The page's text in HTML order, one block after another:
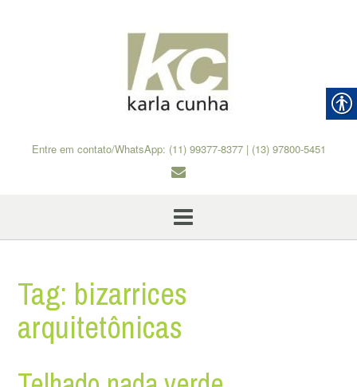
Entre em contato/WhatsApp: (11) 99377-8377 | (13) 97800-5451
Tag: bizarrices
arquitetônicas